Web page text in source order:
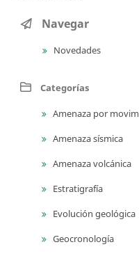
Navegar
Novedades
Categorías
Amenaza por
Amenaza sísmica
Amenaza volcánica
Estratigrafía
Evolución geológica
Geocronología